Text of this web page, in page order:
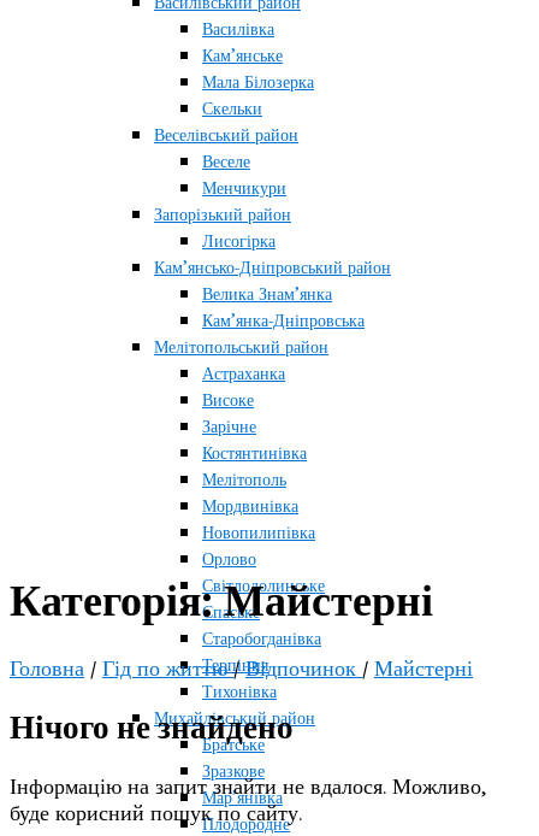
Василівка
Кам’янське
Мала Білозерка
Скельки
Веселівський район
Веселе
Менчикури
Запорізький район
Лисогірка
Кам’янсько-Дніпровський район
Велика Знам’янка
Кам’янка-Дніпровська
Мелітопольський район
Астраханка
Високе
Зарічне
Костянтинівка
Мелітополь
Мордвинівка
Новопилипівка
Орлово
Світлодолинське
Спаське
Старобогданівка
Терпіння
Тихонівка
Михайлівський район
Братське
Зразкове
Мар’янівка
Плодородне
Категорія:Майстерні
Головна / Гід по життю/ Відпочинок / Майстерні
Нічого не знайдено
Інформацію на запит знайти не вдалося. Можливо,
буде корисний пошук по сайту.